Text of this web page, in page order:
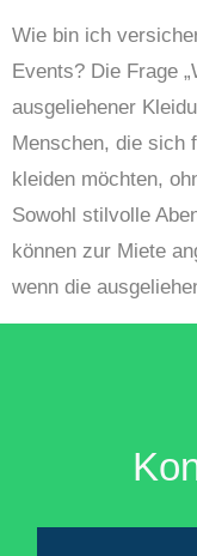
Wie bin ich
Events? Die Frage
ausgeliehener
Menschen, die sich
kleiden möchten,
Sowohl stilvolle
können zur Miete
wenn die